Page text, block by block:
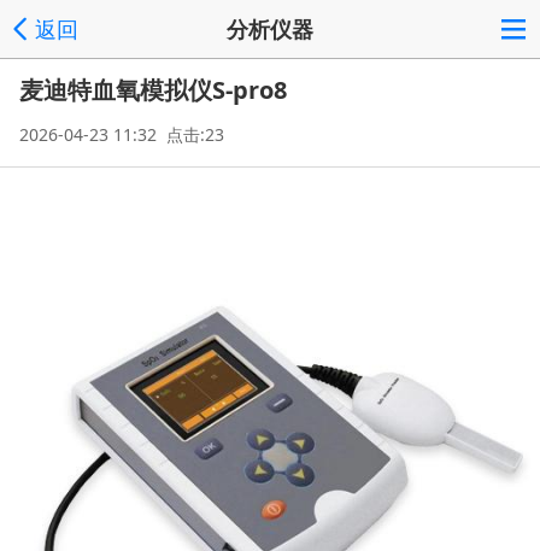
返回 分析仪器
麦迪特血氧模拟仪S-pro8
2026-04-23 11:32 点击:23